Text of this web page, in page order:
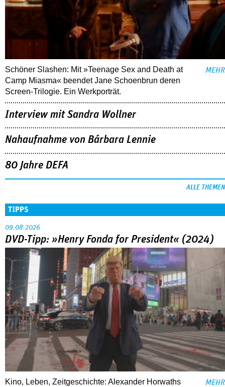
Schöner Slashen: Mit »Teenage Sex and Death at
Camp Miasma« beendet Jane Schoenbrun deren
Screen-Trilogie. Ein Werkporträt.
MEHR
Interview mit Sandra Wollner
Nahaufnahme von Bárbara Lennie
80 Jahre DEFA
ALLE THEMEN
TIPPS
09.08.2026
DVD-Tipp: »Henry Fonda for President« (2024)
Kino, Leben, Zeitgeschichte: Alexander Horwaths
MEHR